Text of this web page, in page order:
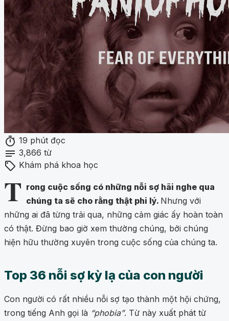
timer 19 phút đọc
notes 3,866 từ
sell Khám phá khoa học
T rong cuộc sống có những nỗi sợ hãi nghe qua
chúng ta sẽ cho rằng thật phi lý. Nhưng với
những ai đã từng trải qua, những cảm giác ấy hoàn toàn
có thật. Đừng bao giờ xem thường chúng, bởi chúng
hiện hữu thường xuyên trong cuộc sống của chúng ta.
Top 36 nỗi sợ kỳ lạ của con người
Con người có rất nhiều nỗi sợ tạo thành một hội chứng,
trong tiếng Anh gọi là “phobia”. Từ này xuất phát từ